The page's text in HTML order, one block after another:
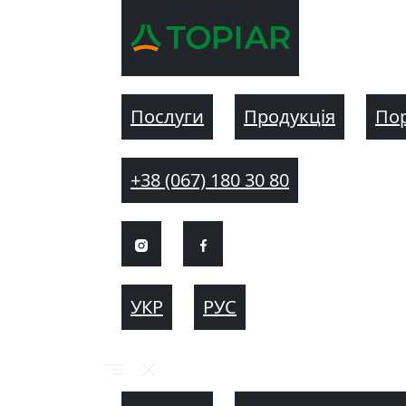
Послуги Продукція
+38 (067) 180 30 80
УКР РУС